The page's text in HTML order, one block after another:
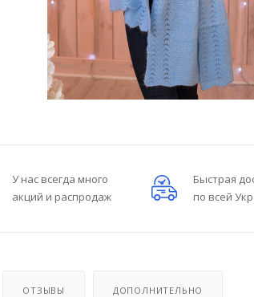
У нас всегда много
акций и распродаж
Быстрая
по всей
ОТЗЫВЫ ДОПОЛНИТЕЛЬНО